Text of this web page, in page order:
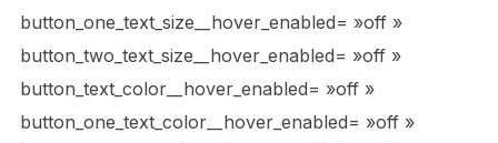
button_one_text_size__hover_enabled= »off »
button_two_text_size__hover_enabled= »off »
button_text_color__hover_enabled= »off »
button_one_text_color__hover_enabled= »off »